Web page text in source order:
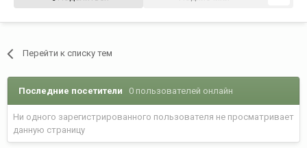
Перейти к списку тем
Последние посетители 0 пользователей онлайн
Ни одного зарегистрированного пользователя не просматривает
данную страницу